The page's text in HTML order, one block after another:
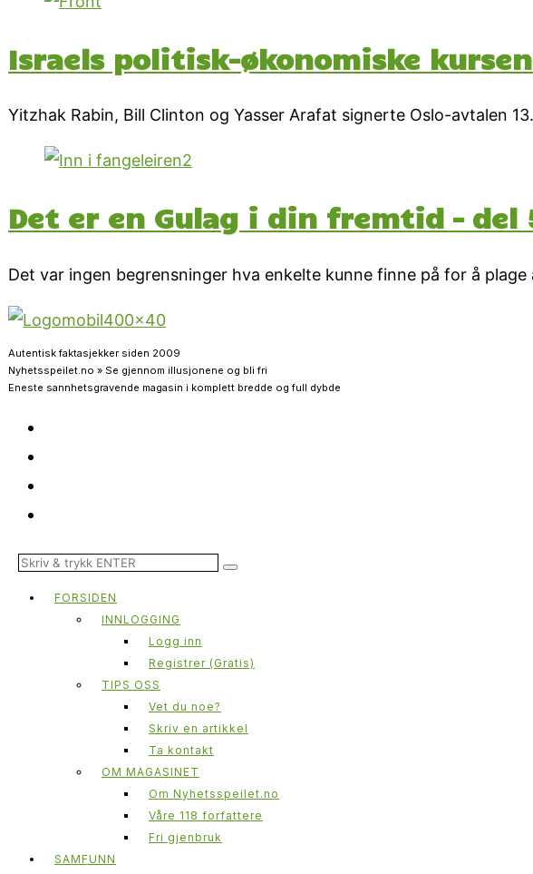
Israels politisk-økonomiske
Yitzhak Rabin, Bill Clinton og Yasser Arafat signerte Oslo-avtalen
Det er en Gulag i din fremtid – del
Det var ingen begrensninger hva enkelte kunne finne på for å
Autentisk faktasjekker siden 2009
Nyhetsspeilet.no » Se gjennom illusjonene og bli fri
Eneste sannhetsgravende magasin i komplett bredde og full dybde
FORSIDEN
INNLOGGING
Logg inn
Registrer (Gratis)
TIPS OSS
Vet du noe?
Skriv en artikkel
Ta kontakt
OM MAGASINET
Om Nyhetsspeilet.no
Våre 118 forfattere
Fri gjenbruk
SAMFUNN